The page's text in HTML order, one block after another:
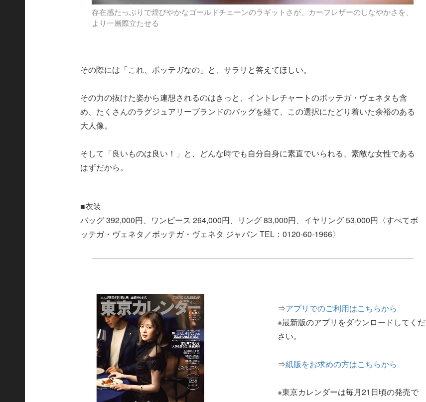
存在感たっぷりで煌びやかなゴールドチェーンのラギットさが、カーフレザーのしなやかさを、
より一層際立たせる
その際には「これ、ボッテガなの」と、サラリと答えてほしい。
その力の抜けた姿から連想されるのはきっと、イントレチャートのボッテガ・ヴェネタも含
め、たくさんのラグジュアリーブランドのバッグを経て、この選択にたどり着いた余裕のある
大人像。
そして「良いものは良い！」と、どんな時でも自分自身に素直でいられる、素敵な女性である
はずだから。
■衣装
バッグ 392,000円、ワンピース 264,000円、リング 83,000円、イヤリング 53,000円〈すべてボ
ッテガ・ヴェネタ／ボッテガ・ヴェネタ ジャパン TEL：0120-60-1966〉
⇒アプリでのご利用はこちらから
※最新版のアプリをダウンロードしてくだ
さい。
⇒紙版をお求めの方はこちらから
※東京カレンダーは毎月21日頃の発売で